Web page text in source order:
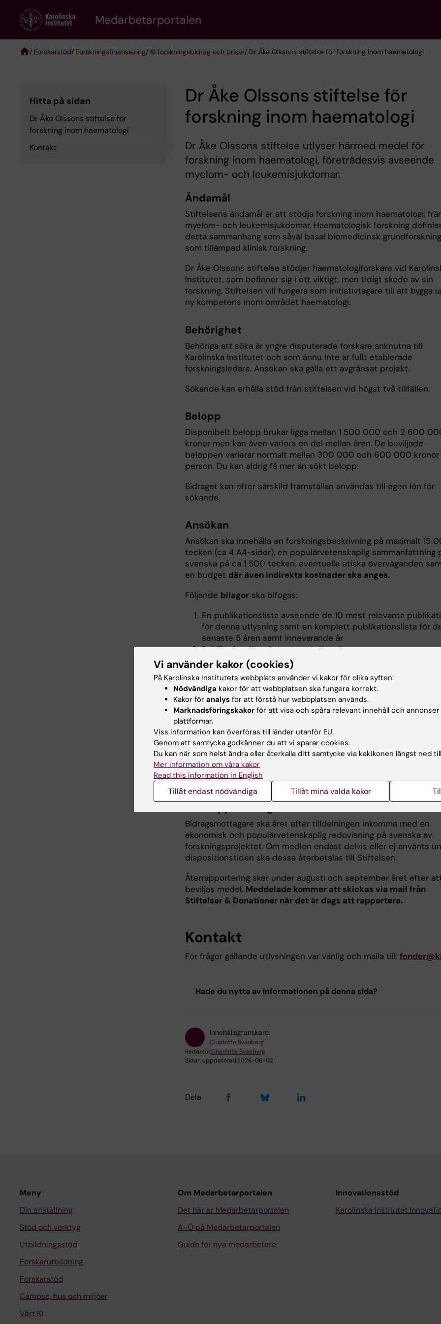
content
Medarbetarportalen
/ Forskarstöd/ Forskningsfinansiering/ KI forskningsbidrag och priser/ Dr Åke Olssons stiftelse för forskning inom haematologi
Hitta på sidan
Dr Åke Olssons stiftelse för
forskning inom haematologi
Kontakt
Dr Åke Olssons stiftelse för
forskning inom haematologi
Dr Åke Olssons stiftelse utlyser härmed medel för
forskning inom haematologi, företrädesvis avseende
myelom- och leukemisjukdomar.
Ändamål
Stiftelsens ändamål är att stödja forskning inom haematologi,
myelom- och leukemisjukdomar. Haematologisk forskning
detta sammanhang som såväl basal biomedicinsk grundforskning
som tillämpad klinisk forskning.
Dr Åke Olssons stiftelse stödjer haematologiforskare vid
Institutet, som befinner sig i ett viktigt, men tidigt skede av sin
forskning. Stiftelsen vill fungera som initiativtagare till att bygga
ny kompetens inom området haematologi.
Behörighet
Behöriga att söka är yngre disputerade forskare anknutna till
Karolinska Institutet och som ännu inte är fullt etablerade
forskningsledare. Ansökan ska gälla ett avgränsat projekt.
Sökande kan erhålla stöd från stiftelsen vid högst två tillfällen.
Belopp
Disponibelt belopp brukar ligga mellan 1 500 000 och 2 600
kronor men kan även variera en del mellan åren. De beviljade
beloppen varierar normalt mellan 300 000 och 600 000 kronor
person. Du kan aldrig få mer än sökt belopp.
Bidraget kan efter särskild framställan användas till egen lön för
sökande.
Ansökan
Ansökan ska innehålla en forskningsbeskrivning på maximalt 15
tecken (ca 4 A4-sidor), en populärvetenskaplig sammanfattning
svenska på ca 1 500 tecken, eventuella etiska överväganden
en budget där även indirekta kostnader ska anges.
Följande bilagor ska bifogas:
En publikationslista avseende de 10 mest relevanta
för denna utlysning samt en komplett publikationslista för
senaste 5 åren samt innevarande år
Publikationslista för ev. medsökande
För den som tidigare har tilldelats medel ur stiftelsen tidigare
en progressrapport bifogas den aktuella ansökan för att
Ansökan ska göras elektroniskt.Formuläret finns tillgänglig i
Prisma
under ansökningsperioden,6 – 20 januari 2026.
öppnarklockan 10.00 den 6 januarioch stängerklockan 14.00
20 januari.
Beslut
Beslut om tilldelning fattas av stiftelsens styrelse och meddelas
samtliga sökande via e-post i maj.
Bidragsmottagare ska året efter tilldelningen inkomma med en
ekonomisk och populärvetenskaplig redovisning på svenska av
forskningsprojektet. Om medlen endast delvis eller ej använts
dispositionstiden ska dessa återbetalas till Stiftelsen.
Återrapportering sker under augusti och september året efter
beviljas medel. Meddelade kommer att skickas via mail från
Stiftelser & Donationer när det är dags att rapportera.
Kontakt
För frågor gällande utlysningen var vänlig och maila till:
Hade du nytta av informationen på denna sida?
Innehållsgranskare:
Charlotte Svanberg
Redaktör:Charlotte Svanberg
Sidan uppdaterad:2026-06-02
Dela
Meny
Din anställning
Stöd och verktyg
Utbildningsstöd
Forskarutbildning
Forskarstöd
Campus, hus och miljöer
Vårt KI
Om Medarbetarportalen
Det här är Medarbetarportalen
A-Ö på Medarbetarportalen
Guide för nya medarbetare
Innovationsstöd
Karolinska Institutet
Vi använder kakor (cookies)
På Karolinska Institutets webbplats använder vi kakor för olika syften:
Nödvändiga kakor för att webbplatsen ska fungera korrekt.
Kakor för analys för att förstå hur webbplatsen används.
Marknadsföringskakor för att visa och spåra relevant innehåll och
plattformar.
Viss information kan överföras till länder utanför EU.
Genom att samtycka godkänner du att vi sparar cookies.
Du kan när som helst ändra eller återkalla ditt samtycke via kakikonen längst ned
Mer information om våra kakor
Read this information in English
Tillåt endast nödvändiga Tillåt mina valda kakor